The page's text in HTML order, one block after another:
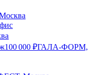
100 000 ₽ГАЛА-ФОРМ,